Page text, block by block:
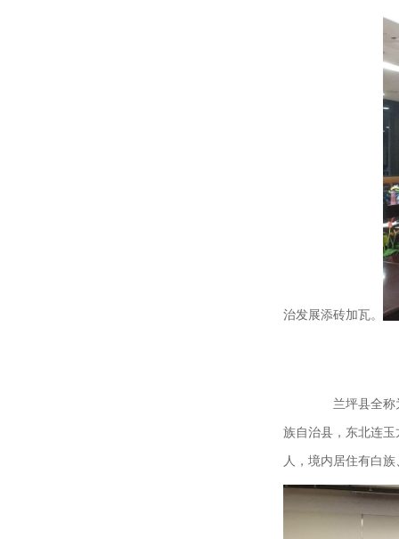
治发展添砖加瓦。
兰坪县全称为
族自治县，东北连
人，境内居住有白